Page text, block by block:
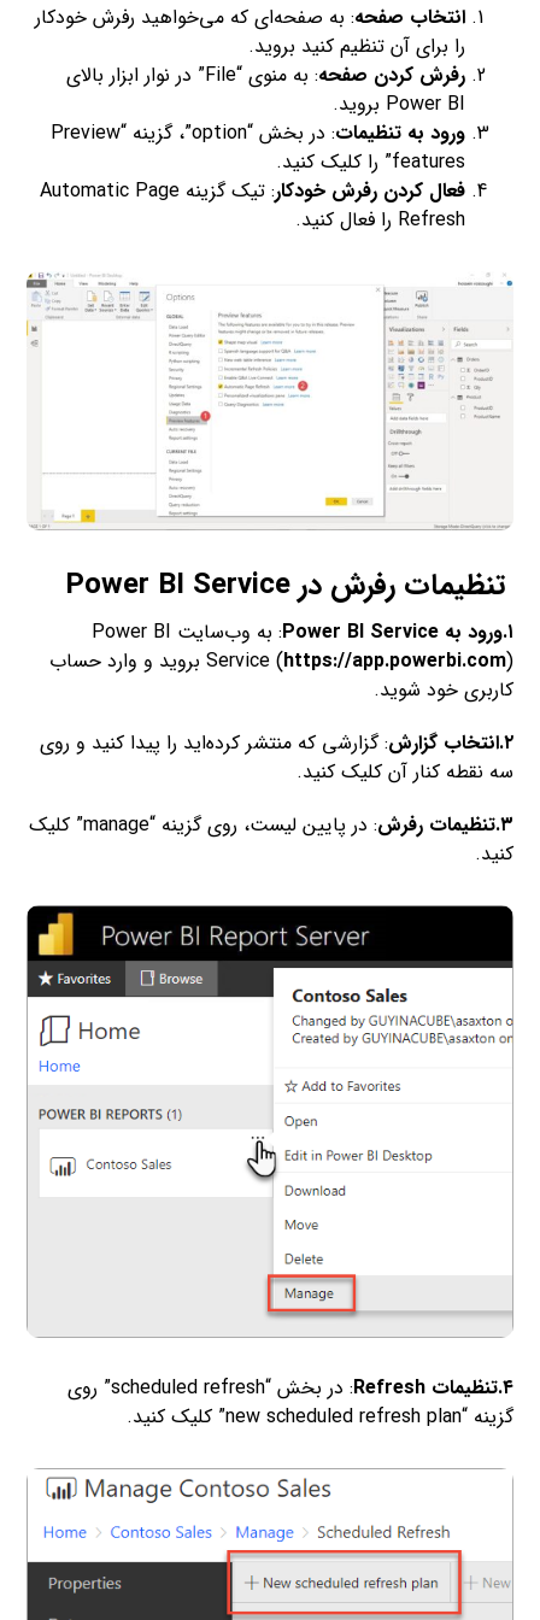
انتخاب صفحه: به صفحه‌ای که می‌خواهید رفرش خودکار
را برای آن تنظیم کنید بروید.
رفرش کردن صفحه
: به منوی “File” در نوار ابزار بالای
Power BI بروید.
ورود به تنظیمات
: در بخش “option”، گزینه “Preview
features” را کلیک کنید.
فعال کردن رفرش خودکار
: تیک گزینه Automatic Page
Refresh را فعال کنید.
تنظیمات رفرش در Power BI Service
۱.ورود به Power BI Service
: به وب‌سایت Power BI
Service (https://app.powerbi.com
) بروید و وارد حساب
کاربری خود شوید.
۲.انتخاب گزارش
: گزارشی که منتشر کرده‌اید را پیدا کنید و روی
سه نقطه کنار آن کلیک کنید.
۳.تنظیمات رفرش
: در پایین لیست، روی گزینه “manage” کلیک
کنید.
۴.تنظیمات Refresh
: در بخش “scheduled refresh” روی
گزینه “new scheduled refresh plan” کلیک کنید.